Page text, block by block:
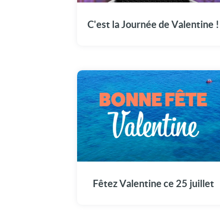
C'est la Journée de Valentine !
Fêtez Valentine ce 25 juillet
Une carte unique pour commémorer la fête